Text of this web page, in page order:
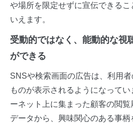
や場所を限定せずに宣伝できるこ
いえます。
受動的ではなく、能動的な視
ができる
SNSや検索画面の広告は、利用
ものが表示されるようになって
ーネット上に集まった顧客の閲
データから、興味関心のある事